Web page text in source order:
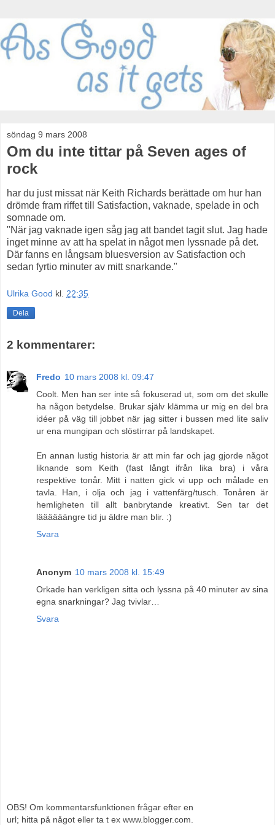
söndag 9 mars 2008
Om du inte tittar på Seven ages of
rock
har du just missat när Keith Richards berättade om hur han
drömde fram riffet till Satisfaction, vaknade, spelade in och
somnade om.
"När jag vaknade igen såg jag att bandet tagit slut. Jag hade
inget minne av att ha spelat in något men lyssnade på det.
Där fanns en långsam bluesversion av Satisfaction och
sedan fyrtio minuter av mitt snarkande."
Ulrika Good kl. 22:35
Dela
2 kommentarer:
Fredo 10 mars 2008 kl. 09:47
Coolt. Men han ser inte så fokuserad ut, som om det skulle
ha någon betydelse. Brukar själv klämma ur mig en del bra
idéer på väg till jobbet när jag sitter i bussen med lite saliv
ur ena mungipan och slöstirrar på landskapet.
En annan lustig historia är att min far och jag gjorde något
liknande som Keith (fast långt ifrån lika bra) i våra
respektive tonår. Mitt i natten gick vi upp och målade en
tavla. Han, i olja och jag i vattenfärg/tusch. Tonåren är
hemligheten till allt banbrytande kreativt. Sen tar det
läääääängre tid ju äldre man blir. :)
Svara
Anonym 10 mars 2008 kl. 15:49
Orkade han verkligen sitta och lyssna på 40 minuter av sina
egna snarkningar? Jag tvivlar…
Svara
OBS! Om kommentarsfunktionen frågar efter en
url; hitta på något eller ta t ex www.blogger.com.